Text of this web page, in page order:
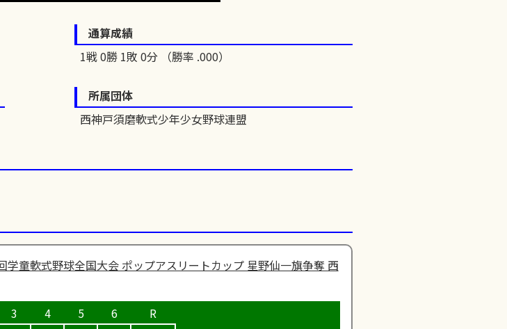
通算成績
1戦 0勝 1敗 0分 （勝率 .000）
所属団体
西神戸須磨軟式少年少女野球連盟
学童軟式野球全国大会 ポップアスリートカップ 星野仙一旗争奪 西